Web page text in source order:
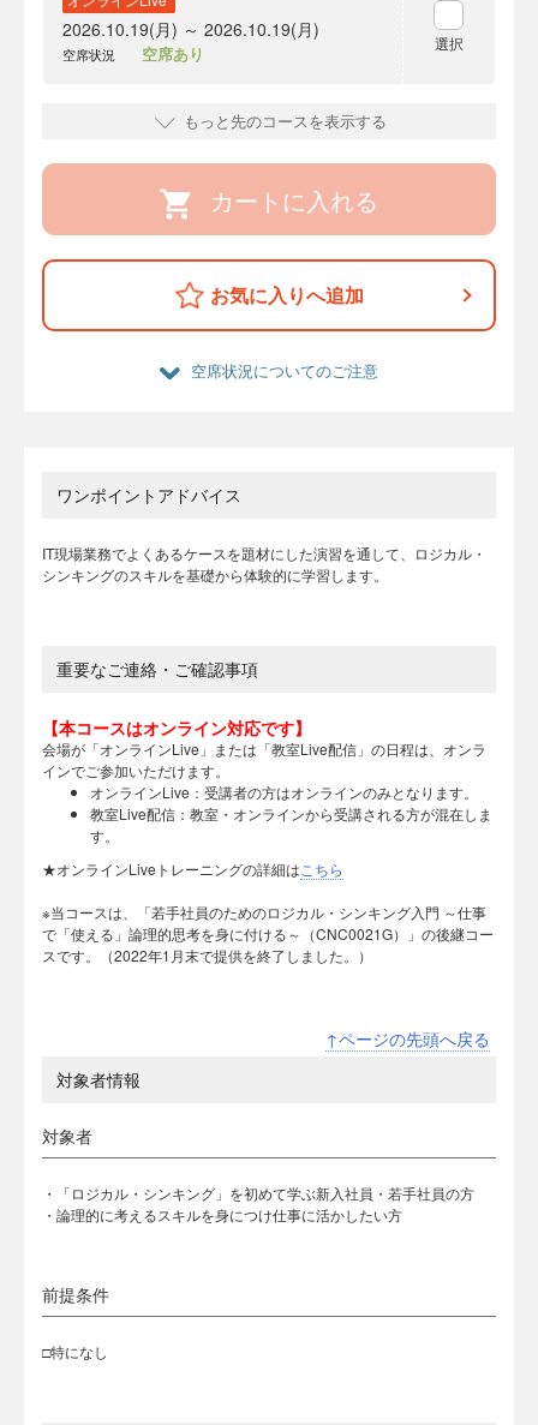
2026.10.19(月) ～ 2026.10.19(月)
空席状況 空席あり 選択
もっと先のコースを表示する
カートに入れる
お気に入りへ追加
空席状況についてのご注意
ワンポイントアドバイス
IT現場業務でよくあるケースを題材にした演習を通して、ロジカル・
シンキングのスキルを基礎から体験的に学習します。
重要なご連絡・ご確認事項
【本コースはオンライン対応です】
会場が「オンラインLive」または「教室Live配信」の日程は、オンラ
インでご参加いただけます。
オンラインLive：受講者の方はオンラインのみとなります。
教室Live配信：教室・オンラインから受講される方が混在しま
す。
★オンラインLiveトレーニングの詳細は こちら
※当コースは、「若手社員のためのロジカル・シンキング入門 ～仕事
で「使える」論理的思考を身に付ける～（CNC0021G）」の後継コー
スです。（2022年1月末で提供を終了しました。）
↑ページの先頭へ戻る
対象者情報
対象者
・「ロジカル・シンキング」を初めて学ぶ新入社員・若手社員の方
・論理的に考えるスキルを身につけ仕事に活かしたい方
前提条件
□特になし